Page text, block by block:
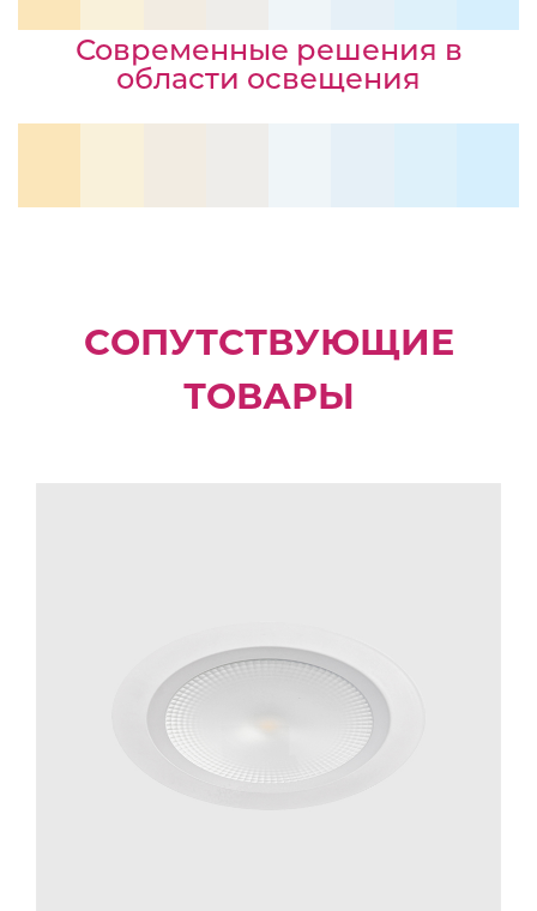
Современные решения в
области освещения
СОПУТСТВУЮЩИЕ
ТОВАРЫ